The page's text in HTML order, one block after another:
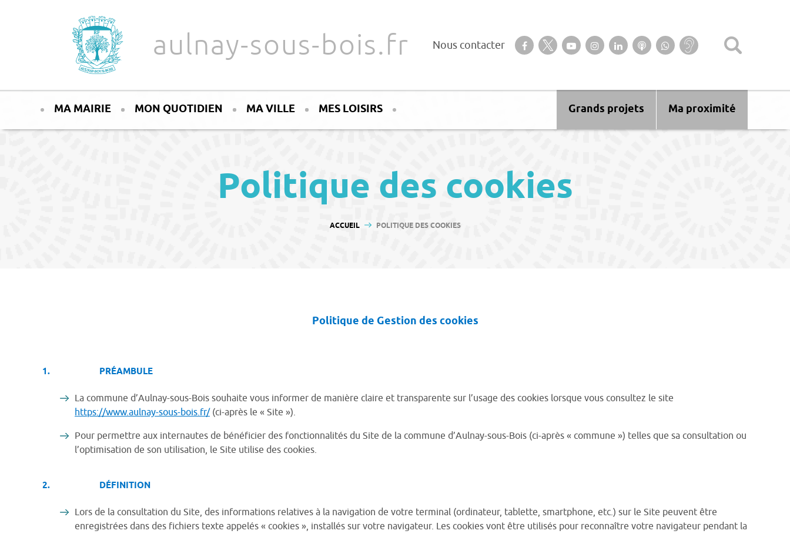
aulnay-sous-bois.fr Nous contacter Suivez-nous sur notre page Facebook
Suivez-nous sur Twitter
Suivez-nous sur YouTube
Suivez-nous sur Instagram
Retrouvez-nous sur Linkedin
Ecoutez nos Podcasts
Suivez-nous sur
WhatsApp
Baisse
d’audition ?
MA MAIRIE MON QUOTIDIEN MA VILLE MES LOISIRS Ma proximité
Grands projets
Politique des cookies
VOUS ÊTES ICI :
ACCUEIL POLITIQUE DES COOKIES
Politique de Gestion des cookies
1. PRÉAMBULE
La commune d’Aulnay-sous-Bois souhaite vous informer de manière claire et transparente sur l’usage des cookies lorsque vous consultez le site
https://www.aulnay-sous-bois.fr/(ci-après le « Site »).
Pour permettre aux internautes de bénéficier des fonctionnalités du Site de la commune d’Aulnay-sous-Bois (ci-après « commune ») telles que sa consultation ou
l’optimisation de son utilisation, le Site utilise des cookies.
2. DÉFINITION
Lors de la consultation du Site, des informations relatives à la navigation de votre terminal (ordinateur, tablette, smartphone, etc.) sur le Site peuvent être
enregistrées dans des fichiers texte appelés « cookies », installés sur votre navigateur. Les cookies vont être utilisés pour reconnaître votre navigateur pendant la